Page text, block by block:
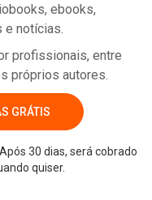
ebooks,
notícias.
profissionais, entre
próprios autores.
GRÁTIS
30 dias, será cobrado
quiser.
Twitter E-mail